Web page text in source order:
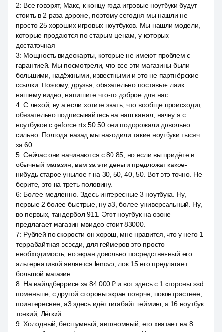
2: Все говорят, Макс, к концу года игровые ноутбуки будут
стоить в 2 раза дороже, поэтому сегодня мы нашли не
просто 25 хороших игровых ноутбуков. Мы нашли модели,
которые продаются по старым ценам, у которых
достаточная
3: Мощность видеокарты, которые не имеют проблем с
гарантией. Мы посмотрели, что все эти магазины были
большими, надёжными, известными и это не партнёрские
ссылки. Поэтому, друзья, обязательно поставьте лайк
нашему видео, напишите что-то доброе для нас.
4:С лехой, ну а если хотите знать, что вообще происходит,
обязательно подписывайтесь на наш канал, начну я с
ноутбуков с geforce rtx 50 50 они подорожали довольно
сильно. Полгода назад мы находили такие ноутбуки тысяч
за 60.
5:Сейчас они начинаются с 80 85, но если вы придёте в
обычный магазин, вам за эти деньги предложат какое-
нибудь старое унылое г на 30, 50, 40, 50. Вот это точно. Не
берите, это на треть половину.
6: Более медленно. Здесь интересные 3 ноутбука. Ну,
первые 2 более быстрые, ну a3, более универсальный. Ну,
во первых, тандербол 911. Этот ноутбук на озоне
предлагает магазин мвидео стоит 83000.
7: Рублей по скорости он хорош, мне нравится, что у него 1
террабайтная эсэсди, для геймеров это просто
необходимость, но экран довольно посредственный его
альтернативой является lenovo, лок 15 его предлагает
большой магазин.
8: На вайлдберрисе за 84 000 ₽ и вот здесь с 1 стороны ssd
поменьше, с другой стороны экран поярче, поконтрастнее,
поинтереснее, a3 здесь идёт гигабайт гейминг, а 16 ноутбук
тонкий, Лёгкий.
9:Холодный, бесшумный, автономный, его хватает на 8